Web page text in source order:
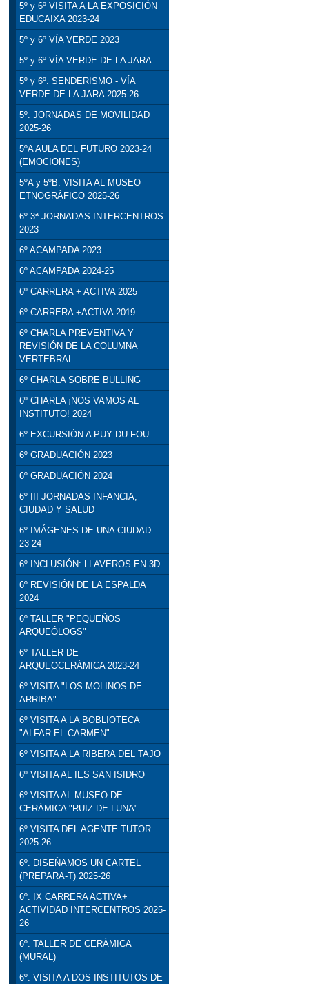
5º y 6º VISITA A LA EXPOSICIÓN
EDUCAIXA 2023-24
5º y 6º VÍA VERDE 2023
5º y 6º VÍA VERDE DE LA JARA
5º y 6º. SENDERISMO - VÍA
VERDE DE LA JARA 2025-26
5º. JORNADAS DE MOVILIDAD
2025-26
5ºA AULA DEL FUTURO 2023-24
(EMOCIONES)
5ºA y 5ºB. VISITA AL MUSEO
ETNOGRÁFICO 2025-26
6º 3ª JORNADAS INTERCENTROS
2023
6º ACAMPADA 2023
6º ACAMPADA 2024-25
6º CARRERA + ACTIVA 2025
6º CARRERA +ACTIVA 2019
6º CHARLA PREVENTIVA Y
REVISIÓN DE LA COLUMNA
VERTEBRAL
6º CHARLA SOBRE BULLING
6º CHARLA ¡NOS VAMOS AL
INSTITUTO! 2024
6º EXCURSIÓN A PUY DU FOU
6º GRADUACIÓN 2023
6º GRADUACIÓN 2024
6º III JORNADAS INFANCIA,
CIUDAD Y SALUD
6º IMÁGENES DE UNA CIUDAD
23-24
6º INCLUSIÓN: LLAVEROS EN 3D
6º REVISIÓN DE LA ESPALDA
2024
6º TALLER "PEQUEÑOS
ARQUEÓLOGS"
6º TALLER DE
ARQUEOCERÁMICA 2023-24
6º VISITA "LOS MOLINOS DE
ARRIBA"
6º VISITA A LA BOBLIOTECA
"ALFAR EL CARMEN"
6º VISITA A LA RIBERA DEL TAJO
6º VISITA AL IES SAN ISIDRO
6º VISITA AL MUSEO DE
CERÁMICA "RUIZ DE LUNA"
6º VISITA DEL AGENTE TUTOR
2025-26
6º. DISEÑAMOS UN CARTEL
(PREPARA-T) 2025-26
6º. IX CARRERA ACTIVA+
ACTIVIDAD INTERCENTROS 2025-
26
6º. TALLER DE CERÁMICA
(MURAL)
6º. VISITA A DOS INSTITUTOS DE